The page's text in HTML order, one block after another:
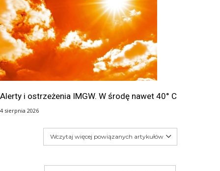
Alerty i ostrzeżenia IMGW. W środę nawet 40° C
4 sierpnia 2026
Wczytaj więcej powiązanych artykułów